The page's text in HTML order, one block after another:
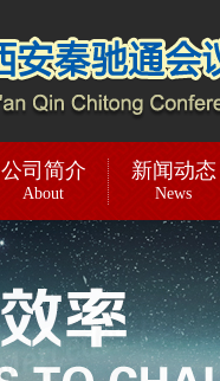
公司简介
About
新闻动态
News